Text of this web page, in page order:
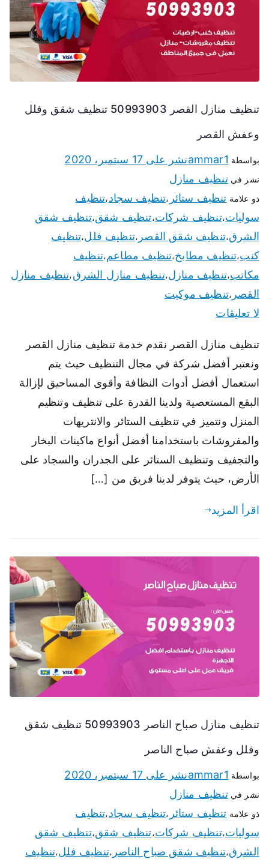
تنظيف منازل القصر 50993903 تنظيف شقق وفلل
وعفش القصر
بواسطة ammar1نشر على 17 سبتمبر، 2020
نشر فيتنظيف منازل
ذو علامة تنظيف ستائر ،تنظيف سجاد،تنظيف
سوليات،تنظيف شركات،تنظيف شقق،تنظيف شقق
الشرق،تنظيف شقق القصر ،تنظيف فلل،تنظيف
كنب،تنظيف مطابخ،تنظيف مطاعم،تنظيف
مكاتب،تنظيف منازل،تنظيف منازل الشرق،تنظيف منازل
القصر ،تنظيف موكيت
لا تعليقات
تنظيف منازل القصر نقدم خدمة تنظيف منازل القصر
ونعتبر أفضل شركة في مجال التنظيف حيث يتم
استعمال أفضل أدوات النظافة وأقوى المساحيق لإزالة
البقع المستعصية ولدينا القدرة على تنظيف وتنظيم
المنزل ونتميز في تنظيف الستائر والانتريهات
والمفروشات باستخدامنا أفضل أنواع ماكينات البخار
والتجفيف وتنظيف الستائر على الجدران والسجاد على
الأرض، حيث يتوفر لدينا فريق من […]
اقرأ المزيد
تنظيف منازل صباح الناصر 50993903 تنظيف شقق
وفلل وعفش صباح الناصر
بواسطة ammar1نشر على 17 سبتمبر، 2020
نشر فيتنظيف منازل
ذو علامة تنظيف ستائر ،تنظيف سجاد،تنظيف
سوليات،تنظيف شركات،تنظيف شقق،تنظيف شقق
الشرق،تنظيف شقق صباح الناصر ،تنظيف فلل،تنظيف